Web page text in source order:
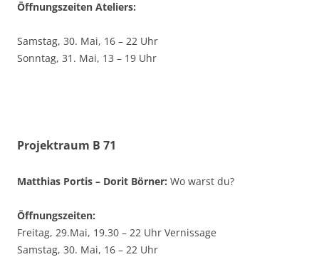
Öffnungszeiten Ateliers:
Samstag, 30. Mai, 16 – 22 Uhr
Sonntag, 31. Mai, 13 – 19 Uhr
Projektraum B 71
Matthias Portis – Dorit Börner: Wo warst du?
Öffnungszeiten:
Freitag, 29.Mai, 19.30 – 22 Uhr Vernissage
Samstag, 30. Mai, 16 – 22 Uhr